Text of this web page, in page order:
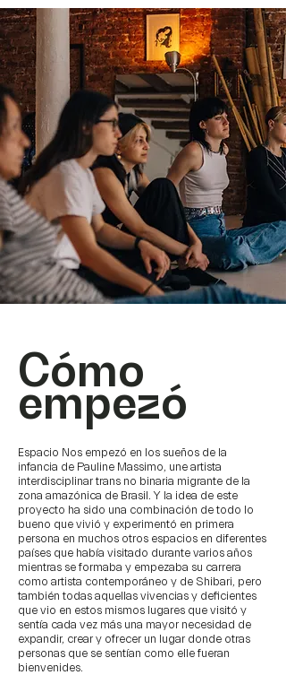
​Cómo
empezó
Espacio Nos empezó en los sueños de la
infancia de Pauline Massimo, une artista
interdisciplinar trans no binaria migrante de la
zona amazónica de Brasil. Y la idea de este
proyecto ha sido una combinación de todo lo
bueno que vivió y experimentó en primera
persona en muchos otros espacios en diferentes
países que había visitado durante varios años
mientras se formaba y empezaba su carrera
como artista contemporáneo y de Shibari, pero
también todas aquellas vivencias y deficientes
que vio en estos mismos lugares que visitó y
sentía cada vez más una mayor necesidad de
expandir, crear y ofrecer un lugar donde otras
personas que se sentían como elle fueran
bienvenides.